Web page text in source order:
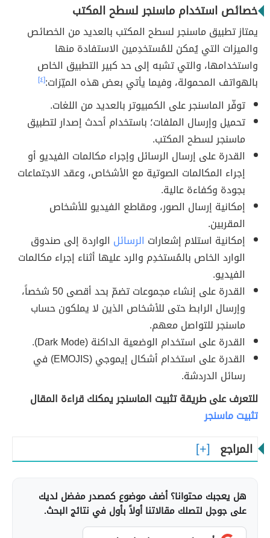
خصائص استخدام ماسنجر لسطح المكتب
يمتاز تطبيق ماسنجر لسطح المكتب بالعديد من الخصائص
والميزات التي يُمكن للمُستخدِمين الاستفادة منها
واستخدامها، والتي تشبه إلى حد كبير التطبيق الخاص
بالهواتف المحمولة، وفيما يأتي بعض هذه الميّزات:[٤]
توفّر الماسنجر على الكمبيوتر بالعديد من اللغات.
تحميل وإرسال الملفات؛ باستخدام أحدث إصدار لتطبيق
ماسنجر لسطح المكتب.
القدرة على إرسال الرسائل وإجراء مكالمات الفيديو أو
إجراء المكالمات الصوتية مع الأشخاص، وعقد الاجتماعات
بجودة وكفاءة عالية.
إمكانية إرسال الصور، ومقاطع الفيديو للأشخاص
المقربين.
إمكانية استلام إشعارات الرسائل الواردة إلى صندوق
الوارد الخاص بالمُستخدِم والرد عليها أثناء إجراء مكالمات
الفيديو.
القدرة على إنشاء مجموعات تضمّ بحد أقصى 50 شخصاً،
وإرسال الرابط حتى للأشخاص الذين لا يملكون حساب
ماسنجر للتواصل معهم.
القدرة على استخدام الوضعية الداكنة (Dark Mode).
القدرة على استخدام أشكال إيموجي (EMOJIS) في
رسائل الدردشة.
للتعرف على طريقة تثبيت الماسنجر يمكنك قراءة المقال
تثبيت ماسنجر
المراجع
هل يعجبك محتوانا؟ أضف موضوع كمصدر مفضل لديك
على جوجل لتصلك مقالاتنا أولاً بأول في نتائج البحث.